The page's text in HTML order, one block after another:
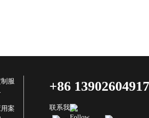
制服
用案
+86 13902604917
联系我们